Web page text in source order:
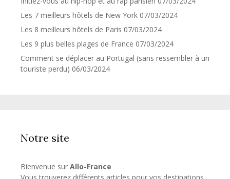
Les 7 meilleurs hôtels de New York 07/03/2024
Les 8 meilleurs hôtels de Paris 07/03/2024
Les 9 plus belles plages de France 07/03/2024
Comment se déplacer au Portugal (sans ressembler à un
touriste perdu) 06/03/2024
Notre site
Bienvenue sur Allo-France